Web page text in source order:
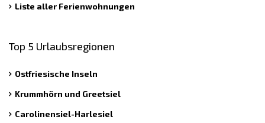
Liste aller Ferienwohnungen
Top 5 Urlaubsregionen
Ostfriesische Inseln
Krummhörn und Greetsiel
Carolinensiel-Harlesiel